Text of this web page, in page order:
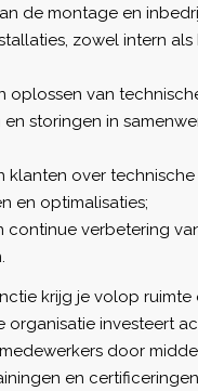
de montage en
zowel intern als
oplossen van
storingen in
klanten over technische
en optimalisaties;
continue verbetering
krijg je volop ruimte
organisatie investeert
door
en